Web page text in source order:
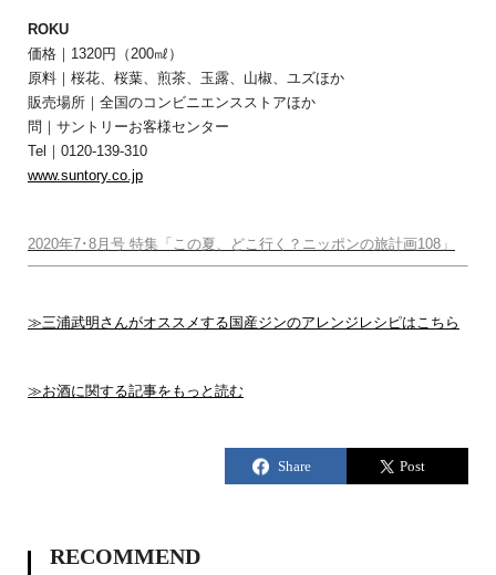
ROKU
価格｜1320円（200㎖）
原料｜桜花、桜葉、煎茶、玉露、山椒、ユズほか
販売場所｜全国のコンビニエンスストアほか
問｜サントリーお客様センター
Tel｜0120-139-310
www.suntory.co.jp
2020年7･8月号 特集「この夏、どこ行く？ニッポンの旅計画108」
≫三浦武明さんがオススメする国産ジンのアレンジレシピはこちら
≫お酒に関する記事をもっと読む
RECOMMEND